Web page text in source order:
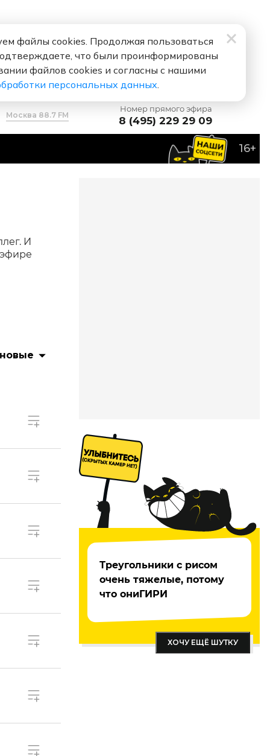
Москва 88.7 FM
Номер прямого эфира
8 (495) 229 29 09
16+
И
Треугольники с рисом
очень тяжелые, потому
что ониГИРИ
ХОЧУ ЕЩЁ ШУТКУ
файлы cookies. Продолжая пользоваться
что были проинформированы
файлов cookies и согласны с нашими
персональных данных.